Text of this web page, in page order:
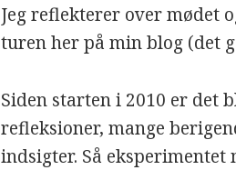
Jeg reflekterer over mødet
turen her på min blog (det
Siden starten i 2010 er det
refleksioner, mange
indsigter. Så